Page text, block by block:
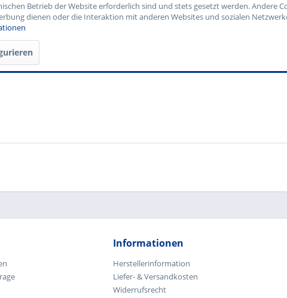
Informationen
Herstellerinformation
Liefer- & Versandkosten
Widerrufsrecht
Betrieb der Website erforderlich sind und stets gesetzt werden. Andere
dienen oder die Interaktion mit anderen Websites und sozialen